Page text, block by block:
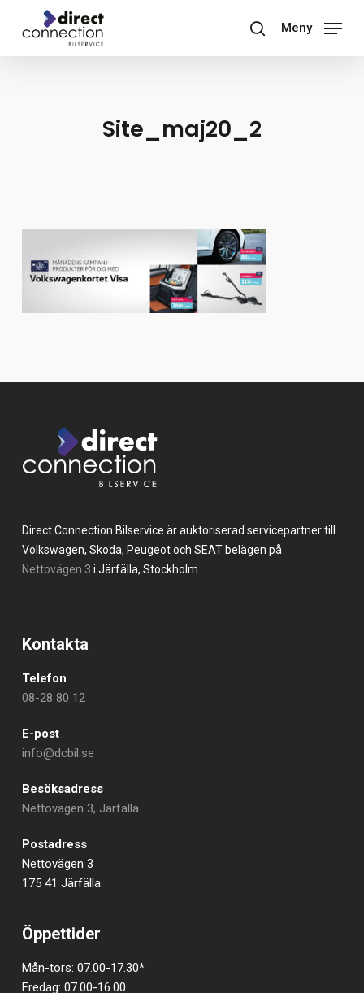
main
search
Meny
Site_maj20_2
Direct Connection Bilservice är auktoriserad servicepartner till
Volkswagen, Skoda, Peugeot och SEAT belägen på
Nettovägen 3 i Järfälla, Stockholm.
Kontakta
Telefon
08-28 80 12
E-post
info@dcbil.se
Besöksadress
Nettovägen 3, Järfälla
Postadress
Nettovägen 3
175 41 Järfälla
Öppettider
Mån-tors: 07.00-17.30*
Fredag: 07.00-16.00